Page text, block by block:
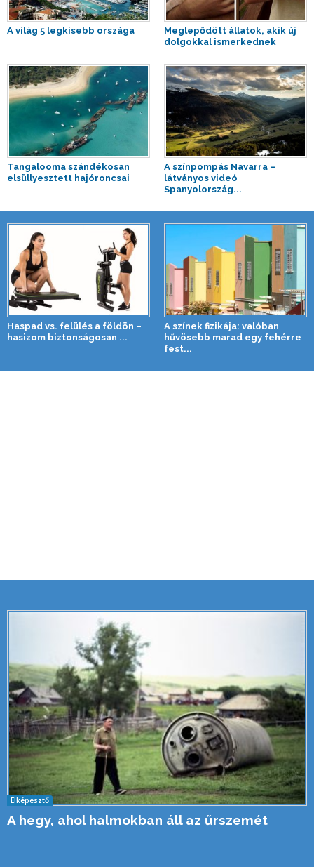
A világ 5 legkisebb országa
Meglepődött állatok, akik új
dolgokkal ismerkednek
Tangalooma szándékosan
elsüllyesztett hajóroncsai
A színpompás Navarra –
látványos videó
Spanyolország...
Haspad vs. felülés a földön –
hasizom biztonságosan ...
A színek fizikája: valóban
hűvösebb marad egy fehérre
fest...
Elképesztő
A hegy, ahol halmokban áll az űrszemét